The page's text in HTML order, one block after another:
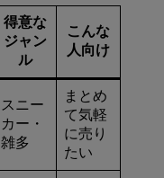
得意な
ジャン
ル
こんな
人向け
スニー
カー・
雑多
まとめ
て気軽
に売り
たい